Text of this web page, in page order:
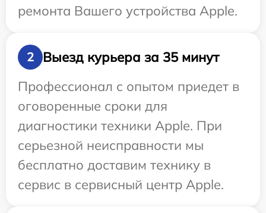
ремонта Вашего устройства Apple.
2
Выезд курьера за 35 минут
Профессионал с опытом приедет в
оговоренные сроки для
диагностики техники Apple. При
серьезной неисправности мы
бесплатно доставим технику в
сервис в сервисный центр Apple.